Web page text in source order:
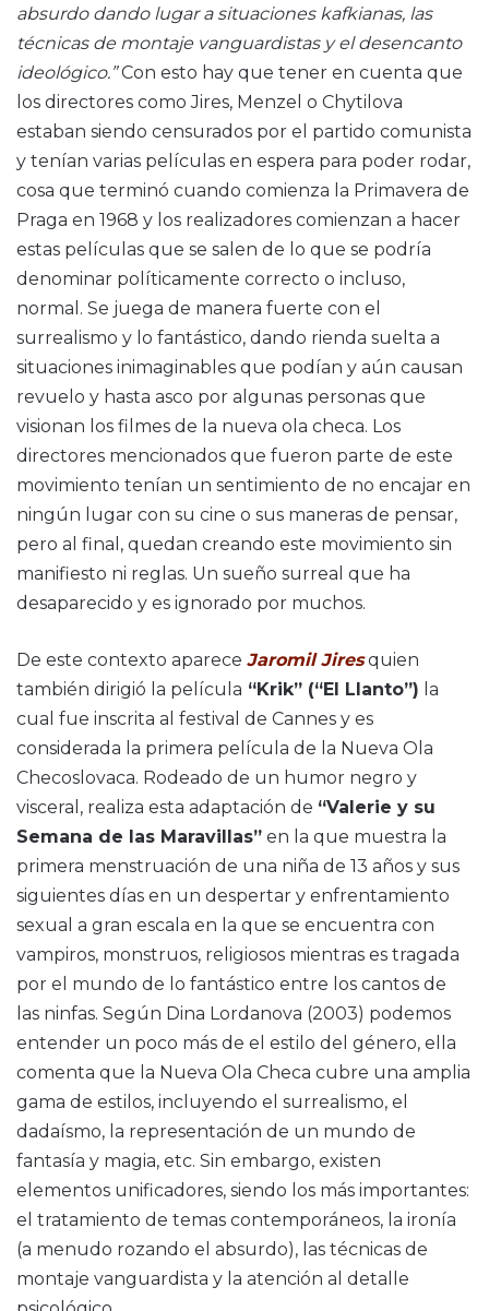
absurdo dando lugar a situaciones kafkianas, las
técnicas de montaje vanguardistas y el desencanto
ideológico.”Con esto hay que tener en cuenta que
los directores como Jires, Menzel o Chytilova
estaban siendo censurados por el partido comunista
y tenían varias películas en espera para poder rodar,
cosa que terminó cuando comienza la Primavera de
Praga en 1968 y los realizadores comienzan a hacer
estas películas que se salen de lo que se podría
denominar políticamente correcto o incluso,
normal. Se juega de manera fuerte con el
surrealismo y lo fantástico, dando rienda suelta a
situaciones inimaginables que podían y aún causan
revuelo y hasta asco por algunas personas que
visionan los filmes de la nueva ola checa. Los
directores mencionados que fueron parte de este
movimiento tenían un sentimiento de no encajar en
ningún lugar con su cine o sus maneras de pensar,
pero al final, quedan creando este movimiento sin
manifiesto ni reglas. Un sueño surreal que ha
desaparecido y es ignorado por muchos.
De este contexto aparece Jaromil Jiresquien
también dirigió la película “Krik” (“El Llanto”) la
cual fue inscrita al festival de Cannes y es
considerada la primera película de la Nueva Ola
Checoslovaca. Rodeado de un humor negro y
visceral, realiza esta adaptación de “Valerie y su
Semana de las Maravillas” en la que muestra la
primera menstruación de una niña de 13 años y sus
siguientes días en un despertar y enfrentamiento
sexual a gran escala en la que se encuentra con
vampiros, monstruos, religiosos mientras es tragada
por el mundo de lo fantástico entre los cantos de
las ninfas. Según Dina Lordanova (2003) podemos
entender un poco más de el estilo del género, ella
comenta que la Nueva Ola Checa cubre una amplia
gama de estilos, incluyendo el surrealismo, el
dadaísmo, la representación de un mundo de
fantasía y magia, etc. Sin embargo, existen
elementos unificadores, siendo los más importantes:
el tratamiento de temas contemporáneos, la ironía
(a menudo rozando el absurdo), las técnicas de
montaje vanguardista y la atención al detalle